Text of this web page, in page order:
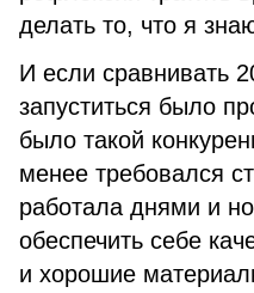
делать то, что я
И если сравнивать
запуститься было
было такой
менее требовался
работала днями и
обеспечить себе
и хорошие